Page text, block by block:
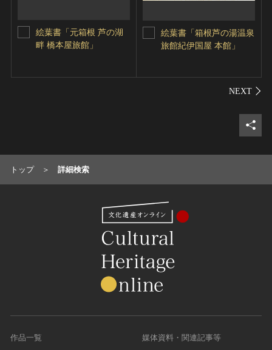
絵葉書「元箱根 芦の湖
畔 橋本屋旅館」
絵葉書「箱根芦の湯温泉
旅館紀伊国屋 本館」
シェ
トップ 詳細検索
作品一覧 媒体資料・関連記事等